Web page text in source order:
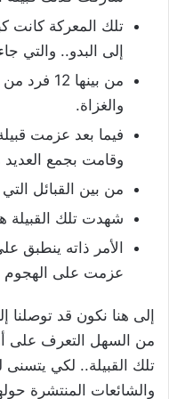
تلك المعركة كانت
إلى البدو.. والتي
من بينها
والغزاة.
فيما بعد عزمت
وقامت بجمع العديد
من بين القبائل
شهدت تلك القبيلة
الأمر ذاته ينطبق
عزمت على الهجوم
إلى هنا نكون قد توصلنا
من السهل التعرف على
تلك القبيلة.. لكي يتسنى
والشائعات المنتشرة